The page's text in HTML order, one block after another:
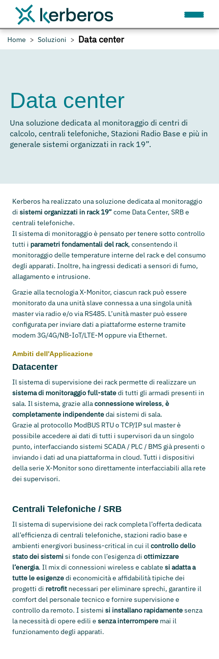
Home Soluzioni Data center
Data center
Una soluzione dedicata al monitoraggio di centri di
calcolo, centrali telefoniche, Stazioni Radio Base e più in
generale sistemi organizzati in rack 19”.
Kerberos ha realizzato una soluzione dedicata al monitoraggio
di sistemi organizzati in rack 19”come Data Center, SRB e
centrali telefoniche.
Il sistema di monitoraggio è pensato per tenere sotto controllo
tutti i parametri fondamentali del rack, consentendo il
monitoraggio delle temperature interne del rack e del consumo
degli apparati. Inoltre, ha ingressi dedicati a sensori di fumo,
allagamento e intrusione.
Grazie alla tecnologia X-Monitor, ciascun rack può essere
monitorato da una unità slave connessa a una singola unità
master via radio e/o via RS485. L’unità master può essere
configurata per inviare dati a piattaforme esterne tramite
modem 3G/4G/NB-IoT/LTE-M oppure via Ethernet.
Ambiti dell'Applicazione
Datacenter
Il sistema di supervisione dei rack permette di realizzare un
sistema di monitoraggio full-statedi tutti gli armadi presenti in
sala. Il sistema, grazie allaconnessione wireless, è
completamente indipendentedai sistemi di sala.
Grazie al protocollo ModBUS RTU o TCP/IP sul master è
possibile accedere ai dati di tutti i supervisori da un singolo
punto, interfacciando sistemi SCADA / PLC / BMS già presenti o
inviando i dati ad una piattaforma in cloud. Tutti i dispositivi
della serie X-Monitor sono direttamente interfacciabili alla rete
dei supervisori.
Centrali Telefoniche / SRB
Il sistema di supervisione dei rack completa l’offerta dedicata
all’efficienza di centrali telefoniche, stazioni radio base e
ambienti energivori business-critical in cui ilcontrollo dello
stato dei sistemi si fonde con l’esigenza di ottimizzare
l’energia. Il mix di connessioni wireless e cablate si adatta a
tutte le esigenzedi economicità e affidabilità tipiche dei
progetti di retrofit necessari per eliminare sprechi, garantire il
comfort del personale tecnico e fornire supervisione e
controllo da remoto. I sistemi si installano rapidamentesenza
la necessità di opere edili e senza interrompere mai il
funzionamento degli apparati.